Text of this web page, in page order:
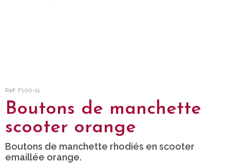
Ref: F100-11
Boutons de manchette
scooter orange
Boutons de manchette rhodiés en scooter
emaillée orange.